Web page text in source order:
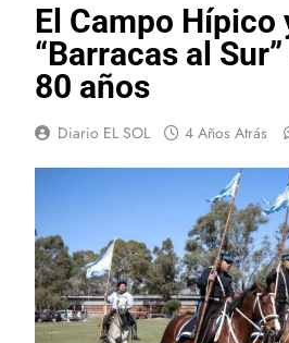
El Campo Hípico
“Barracas al
80 años
Diario EL SOL 4 Años Atrás